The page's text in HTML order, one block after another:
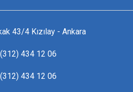
43/4 Kızılay - Ankara
434 12 06
434 12 06